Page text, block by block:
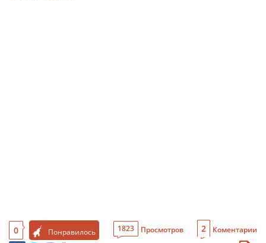
0 Понравилось 1823 Просмотров 2 Коментарии